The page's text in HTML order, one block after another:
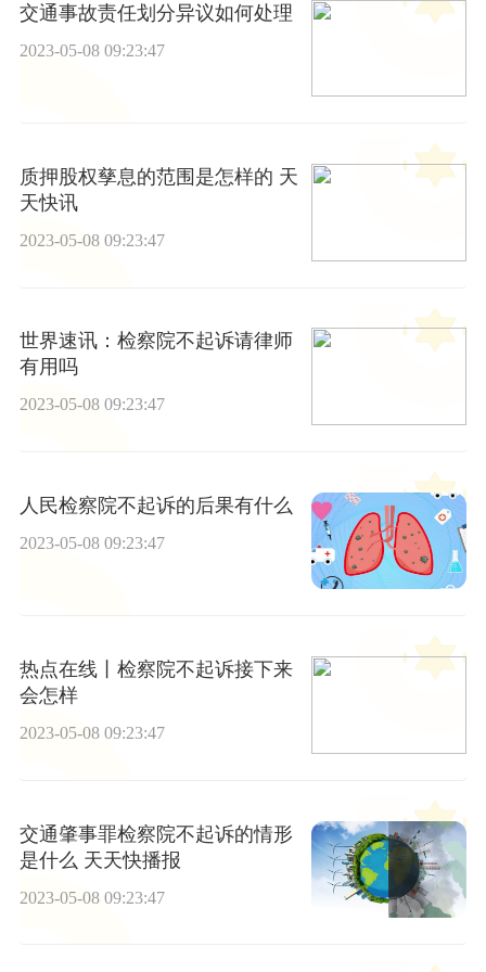
交通事故责任划分异议如何处理
2023-05-08 09:23:47
质押股权孳息的范围是怎样的 天
天快讯
2023-05-08 09:23:47
世界速讯：检察院不起诉请律师
有用吗
2023-05-08 09:23:47
人民检察院不起诉的后果有什么
2023-05-08 09:23:47
热点在线丨检察院不起诉接下来
会怎样
2023-05-08 09:23:47
交通肇事罪检察院不起诉的情形
是什么 天天快播报
2023-05-08 09:23:47